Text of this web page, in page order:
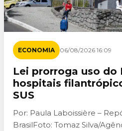
ECONOMIA 06/08/2026 16:09
Lei prorroga uso do
hospitais
SUS
Por: Paula Laboissière –
BrasilFoto: Tomaz Silva/